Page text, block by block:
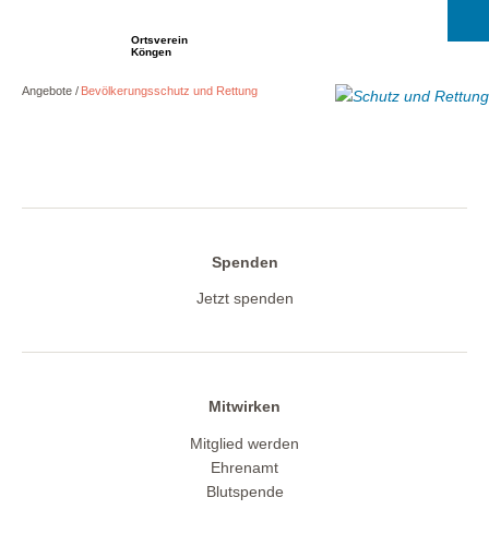
Ortsverein
Köngen
Angebote Bevölkerungsschutz und Rettung
Spenden
Jetzt spenden
Mitwirken
Mitglied werden
Ehrenamt
Blutspende